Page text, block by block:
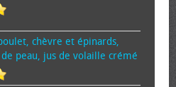
chèvre et épinards,
peau, jus de volaille crémé